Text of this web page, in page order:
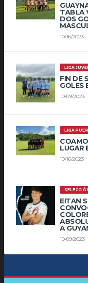
TABLA
DOS
10/16/2023
LIGA
FIN DE
GOLES
10/09/2023
LIGA
LUGAR
10/16/2023
EITAN
A
10/09/2023